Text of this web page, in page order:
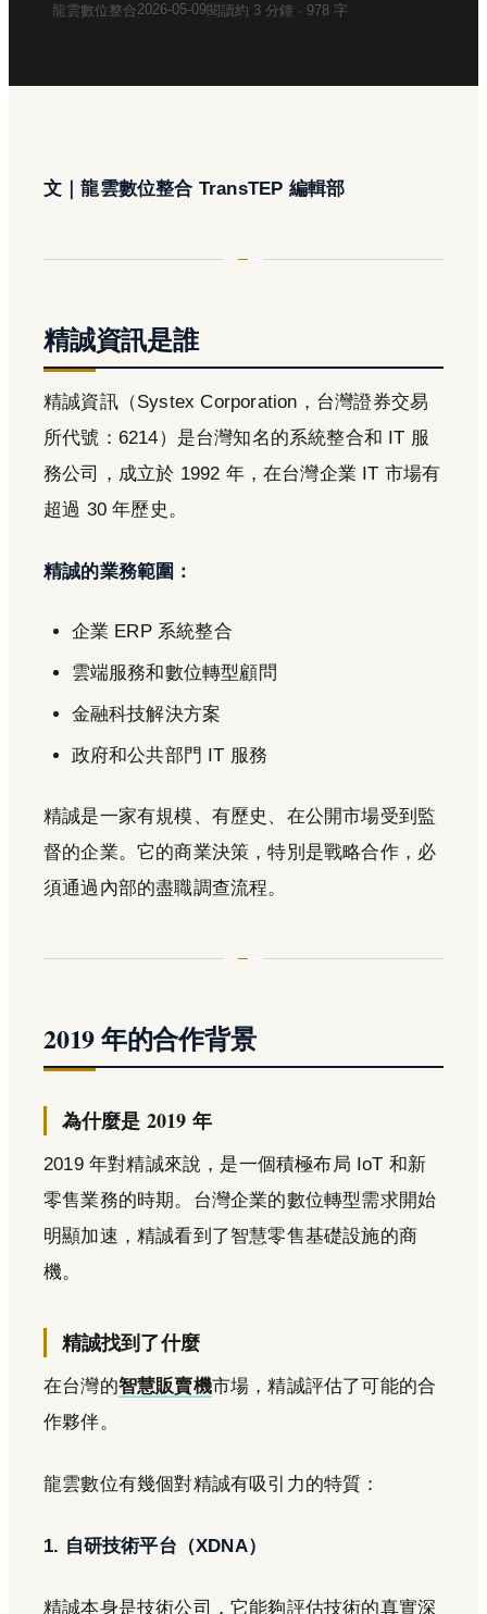
龍雲數位整合2026-05-09閱讀約 3 分鐘 · 978 字
文｜龍雲數位整合 TransTEP 編輯部
精誠資訊是誰
精誠資訊（Systex Corporation，台灣證券交易
所代號：6214）是台灣知名的系統整合和 IT 服
務公司，成立於 1992 年，在台灣企業 IT 市場有
超過 30 年歷史。
精誠的業務範圍：
企業 ERP 系統整合
雲端服務和數位轉型顧問
金融科技解決方案
政府和公共部門 IT 服務
精誠是一家有規模、有歷史、在公開市場受到監
督的企業。它的商業決策，特別是戰略合作，必
須通過內部的盡職調查流程。
2019 年的合作背景
為什麼是 2019 年
2019 年對精誠來說，是一個積極布局 IoT 和新
零售業務的時期。台灣企業的數位轉型需求開始
明顯加速，精誠看到了智慧零售基礎設施的商
機。
精誠找到了什麼
在台灣的智慧販賣機市場，精誠評估了可能的合
作夥伴。
龍雲數位有幾個對精誠有吸引力的特質：
1. 自研技術平台（XDNA）
精誠本身是技術公司，它能夠評估技術的真實深